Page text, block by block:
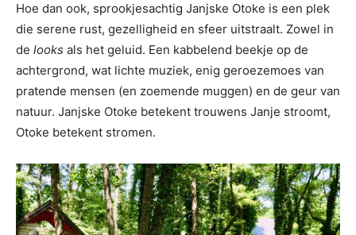
Hoe dan ook, sprookjesachtig Janjske Otoke is een plek
die serene rust, gezelligheid en sfeer uitstraalt. Zowel in
de looks als het geluid. Een kabbelend beekje op de
achtergrond, wat lichte muziek, enig geroezemoes van
pratende mensen (en zoemende muggen) en de geur van
natuur. Janjske Otoke betekent trouwens Janje stroomt,
Otoke betekent stromen.